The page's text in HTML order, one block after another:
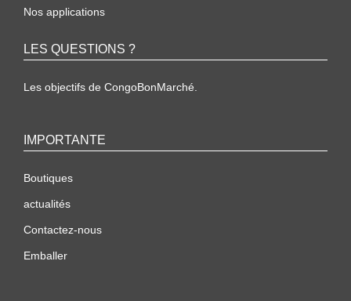
Nos applications
LES QUESTIONS ?
Les objectifs de CongoBonMarché.
IMPORTANTE
Boutiques
actualités
Contactez-nous
Emballer